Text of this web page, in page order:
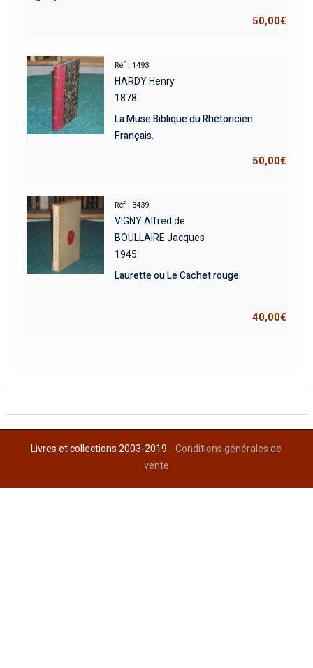
50,00€
Réf : 1493
HARDY Henry
1878
La Muse Biblique du Rhétoricien
Français.
50,00€
Réf : 3439
VIGNY Alfred de
BOULLAIRE Jacques
1945
Laurette ou Le Cachet rouge.
40,00€
Livres et collections 2003-2019Conditions générales de
vente